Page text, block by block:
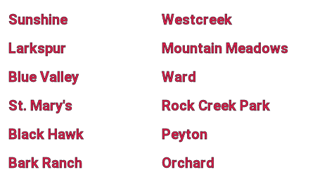
Sunshine
Westcreek
Larkspur
Mountain Meadows
Blue Valley
Ward
St. Mary's
Rock Creek Park
Black Hawk
Peyton
Bark Ranch
Orchard